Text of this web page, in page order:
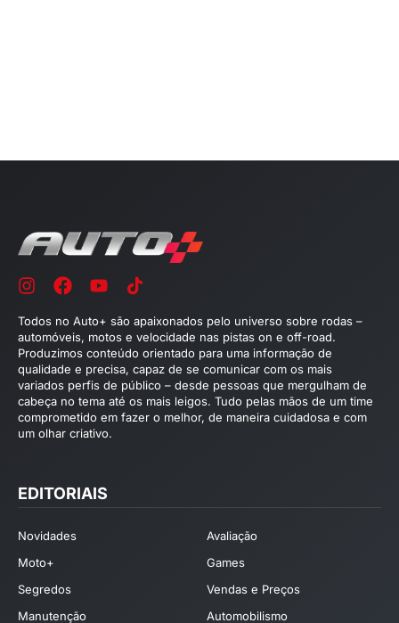
Todos no Auto+ são apaixonados pelo universo sobre rodas –
automóveis, motos e velocidade nas pistas on e off-road.
Produzimos conteúdo orientado para uma informação de
qualidade e precisa, capaz de se comunicar com os mais
variados perfis de público – desde pessoas que mergulham de
cabeça no tema até os mais leigos. Tudo pelas mãos de um time
comprometido em fazer o melhor, de maneira cuidadosa e com
um olhar criativo.
EDITORIAIS
Novidades
Avaliação
Moto+
Games
Segredos
Vendas e Preços
Manutenção
Automobilismo